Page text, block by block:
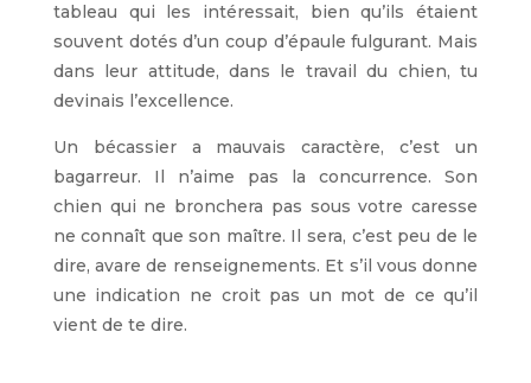
tableau qui les intéressait, bien qu’ils étaient
souvent dotés d’un coup d’épaule fulgurant. Mais
dans leur attitude, dans le travail du chien, tu
devinais l’excellence.
Un bécassier a mauvais caractère, c’est un
bagarreur. Il n’aime pas la concurrence. Son
chien qui ne bronchera pas sous votre caresse
ne connaît que son maître. Il sera, c’est peu de le
dire, avare de renseignements. Et s’il vous donne
une indication ne croit pas un mot de ce qu’il
vient de te dire.